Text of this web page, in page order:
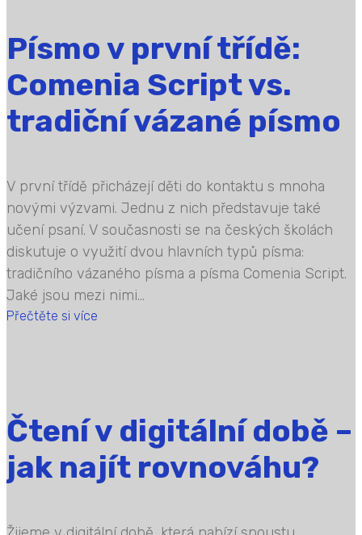
Písmo v první třídě:
Comenia Script vs.
tradiční vázané písmo
V první třídě přicházejí děti do kontaktu s mnoha
novými výzvami. Jednu z nich představuje také
učení psaní. V současnosti se na českých školách
diskutuje o využití dvou hlavních typů písma:
tradičního vázaného písma a písma Comenia Script.
Jaké jsou mezi nimi...
Přečtěte si více
Čtení v digitální době –
jak najít rovnováhu?